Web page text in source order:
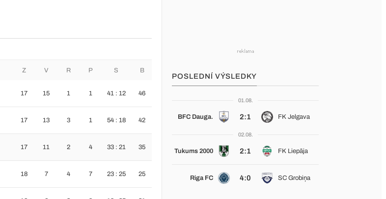
Z V R P S B
17 15 1 1 41 : 12 46
17 13 3 1 54 : 18 42
17 11 2 4 33 : 21 35
18 7 4 7 23 : 25 25
POSLEDNÍ VÝSLEDKY
01.08.
BFC Dauga. 2:1 FK Jelgava
02.08.
Tukums 2000 2:1 FK Liepāja
Riga FC 4:0 SC Grobiņa